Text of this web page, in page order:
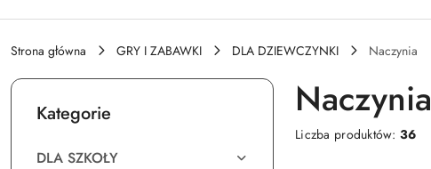
Strona główna GRY I ZABAWKI DLA DZIEWCZYNKI Naczynia
Kategorie
DLA SZKOŁY
Naczynia
Liczba produktów:36